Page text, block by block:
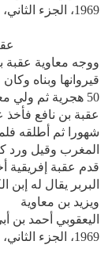
1969، الجزء الثاني، ص 191
ووجه معاوية عقبة
قيروانها وبناه
50 هجرية ثم ولي
عقبة بن نافع
شهورا ثم أطلقه
المغرب وقيل ورد
قدم عقبة
البربر يقال له إبن
ويزيد بن معاوية
اليعقوبي أحمد بن
1969، الجزء الثاني، ص 272